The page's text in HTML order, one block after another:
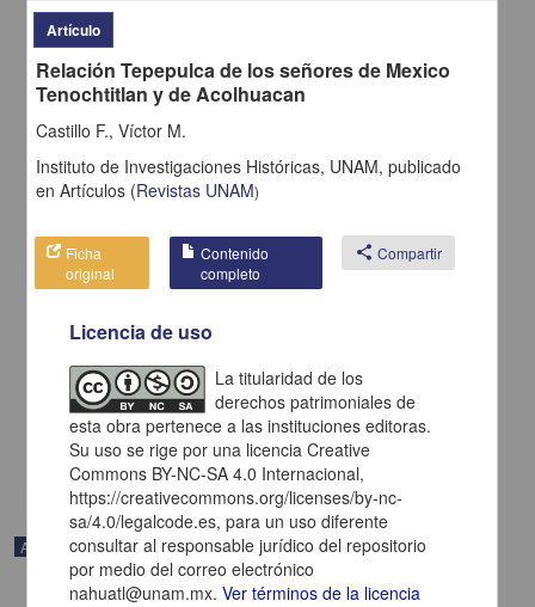
Los grupos chalcas y sus divinidades según Chimalpahin
Históricas, UNAM
2022-11-07
Artes y Humanidades
Artículo
Artículo
Relación Tepepulca de los señores de Mexico
Tenochtitlan y de Acolhuacan
Castillo F., Víctor M.
Instituto de Investigaciones Históricas, UNAM, publicado
enArtículos (Revistas UNAM)
Ficha
original
Contenido
completo
share Compartir
Licencia de uso
La titularidad de los
derechos patrimoniales de
esta obra pertenece a las instituciones editoras.
Su uso se rige por una licencia Creative
Commons BY-NC-SA 4.0 Internacional,
https://creativecommons.org/licenses/by-nc-
sa/4.0/legalcode.es, para un uso diferente
consultar al responsable jurídico del repositorio
por medio del correo electrónico
nahuatl@unam.mx.Ver términos de la licencia